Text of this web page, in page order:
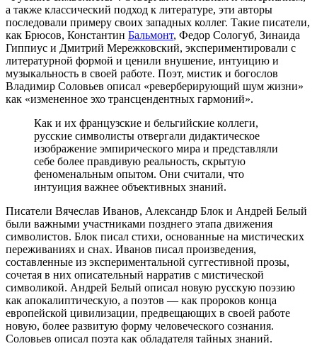
а также классический подход к литературе, эти авторы
последовали примеру своих западных коллег. Такие писатели,
как Брюсов, Константин Бальмонт, Федор Сологуб, Зинаида
Гиппиус и Дмитрий Мережковский, экспериментировали с
литературной формой и ценили внушение, интуицию и
музыкальность в своей работе. Поэт, мистик и богослов
Владимир Соловьев описал «реверберирующий шум жизни»
как «измененное эхо трансцендентных гармоний».
Как и их французские и бельгийские коллеги,
русские символисты отвергали дидактическое
изображение эмпирического мира и представляли
себе более правдивую реальность, скрытую
феноменальным опытом. Они считали, что
интуиция важнее объективных знаний.
Писатели Вячеслав Иванов, Александр Блок и Андрей Белый
были важными участниками позднего этапа движения
символистов. Блок писал стихи, основанные на мистических
переживаниях и снах. Иванов писал произведения,
составленные из экспериментальной суггестивной прозы,
сочетая в них описательный нарратив с мистической
символикой. Андрей Белый описал новую русскую поэзию
как апокалиптическую, а поэтов — как пророков конца
европейской цивилизации, предвещающих в своей работе
новую, более развитую форму человеческого сознания.
Соловьев описал поэта как обладателя тайных знаний.